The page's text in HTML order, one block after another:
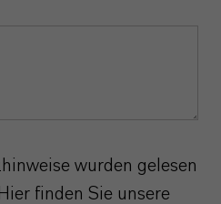
wurden gelesen
finden Sie unsere